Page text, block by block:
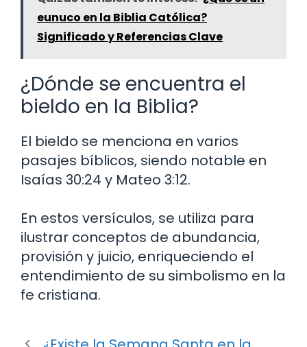
eunuco en la Biblia Católica?
Significado y Referencias Clave
¿Dónde se encuentra el
bieldo en la Biblia?
El bieldo se menciona en varios
pasajes bíblicos, siendo notable en
Isaías 30:24 y Mateo 3:12.
En estos versículos, se utiliza para
ilustrar conceptos de abundancia,
provisión y juicio, enriqueciendo el
entendimiento de su simbolismo en la
fe cristiana.